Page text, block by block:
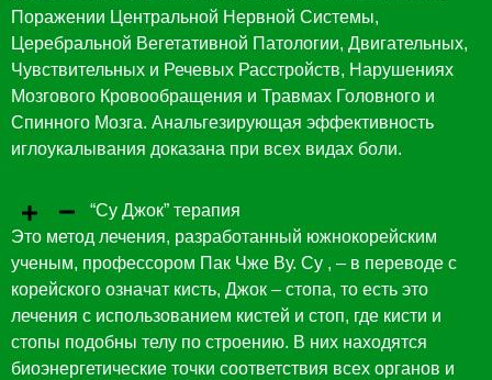
Поражении Центральной Нервной Системы,
Церебральной Вегетативной Патологии, Двигательных,
Чувствительных и Речевых Расстройств, Нарушениях
Мозгового Кровообращения и Травмах Головного и
Спинного Мозга. Анальгезирующая эффективность
иглоукалывания доказана при всех видах боли.
“Су Джок” терапия
Это метод лечения, разработанный южнокорейским
ученым, профессором Пак Чже Ву. Су , – в переводе с
корейского означат кисть, Джок – стопа, то есть это
лечения с использованием кистей и стоп, где кисти и
стопы подобны телу по строению. В них находятся
биоэнергетические точки соответствия всех органов и